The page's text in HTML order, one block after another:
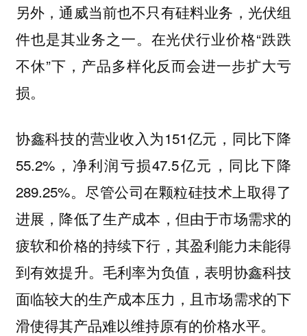
另外，通威当前也不只有硅料业务，光伏组
件也是其业务之一。在光伏行业价格“跌跌
不休”下，产品多样化反而会进一步扩大亏
损。
协鑫科技的营业收入为151亿元，同比下降
55.2%，净利润亏损47.5亿元，同比下降
289.25%。尽管公司在颗粒硅技术上取得了
进展，降低了生产成本，但由于市场需求的
疲软和价格的持续下行，其盈利能力未能得
到有效提升。毛利率为负值，表明协鑫科技
面临较大的生产成本压力，且市场需求的下
滑使得其产品难以维持原有的价格水平。